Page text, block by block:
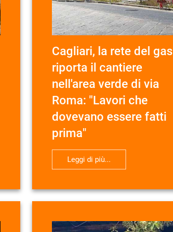
Cagliari, la rete del gas
riporta il cantiere
nell'area verde di via
Roma: "Lavori che
dovevano essere fatti
prima"
Leggi di più...